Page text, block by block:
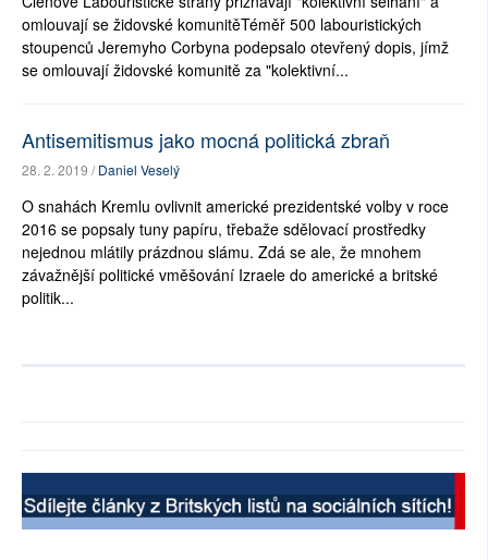
omlouvají se židovské komunitěTéměř 500 labouristických
stoupenců Jeremyho Corbyna podepsalo otevřený dopis, jímž
se omlouvají židovské komunitě za "kolektivní...
Antisemitismus jako mocná politická zbraň
28. 2. 2019 /Daniel Veselý
O snahách Kremlu ovlivnit americké prezidentské volby v roce
2016 se popsaly tuny papíru, třebaže sdělovací prostředky
nejednou mlátily prázdnou slámu. Zdá se ale, že mnohem
závažnější politické vměšování Izraele do americké a britské
politik...